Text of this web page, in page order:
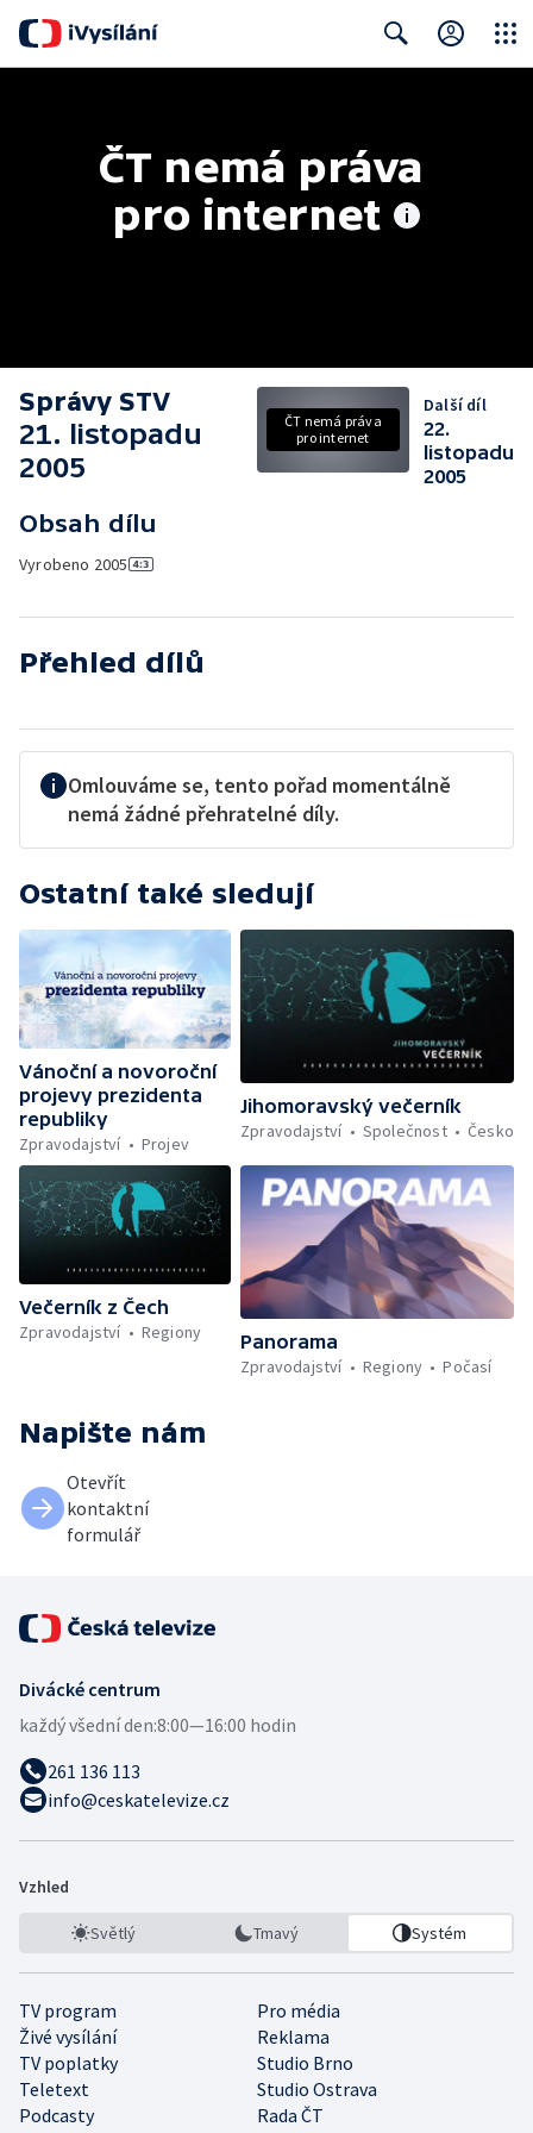
ČT nemá práva
pro internet
Správy STV
21. listopadu
2005
Obsah dílu
Vyrobeno 2005
ČT nemá práva
pro internet
Další díl
22.
listopadu
2005
Přehled dílů
Omlouváme se, tento pořad momentálně
nemá žádné přehratelné díly.
Ostatní také sledují
Vánoční a novoroční
projevy prezidenta
republiky
Zpravodajství
Projev
Jihomoravský večerník
Zpravodajství
Společnost Česko
Večerník z Čech
Zpravodajství
Regiony
Panorama
Zpravodajství
Regiony Počasí
Napište nám
Otevřít
kontaktní
formulář
Divácké centrum
každý všední den:8:00—16:00 hodin
261 136 113
info@ceskatelevize.cz
Vzhled
Světlý Tmavý Systém
TV program
Pro média
Živé vysílání
Reklama
TV poplatky
Studio Brno
Teletext
Studio Ostrava
Podcasty
Rada ČT